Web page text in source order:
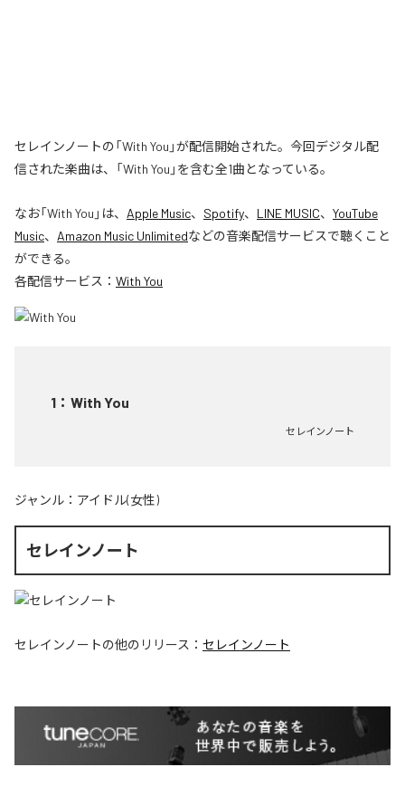
セレインノートの「With You」が配信開始された。今回デジタル配
信された楽曲は、「With You」を含む全1曲となっている。
なお「With You 」は、 Apple Music、 Spotify、 LINE MUSIC、 YouTube
Music、 Amazon Music Unlimitedなどの音楽配信サービスで聴くこと
ができる。
各配信サービス： With You
1 ： With You
セレインノート
ジャンル： アイドル(女性)
セレインノート
セレインノートの他のリリース： セレインノート